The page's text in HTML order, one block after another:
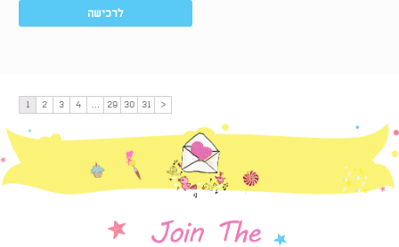
לרכישה
1 2 3 4 … 29 30 31 <